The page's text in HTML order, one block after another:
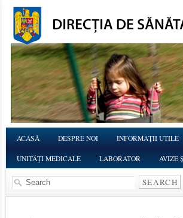
ACASĂ DESPRE NOI INFORMAŢII UTILE
UNITĂŢI MEDICALE LABORATOR AVIZE